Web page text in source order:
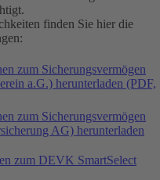
finden Sie hier die
zum Sicherungsvermögen
a.G.) herunterladen (PDF,
zum Sicherungsvermögen
AG) herunterladen
zum DEVK SmartSelect